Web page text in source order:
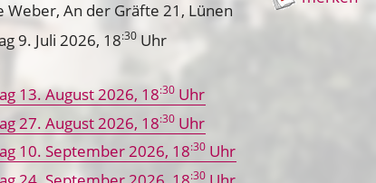
Weber, An der Gräfte 21, Lünen
9. Juli 2026, 18:30Uhr
13. August 2026, 18:30Uhr
27. August 2026, 18:30Uhr
10. September 2026, 18:30Uhr
:30